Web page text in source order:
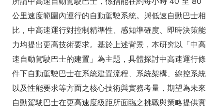
公里速度範圍內運行的自動駕駛系統。與低速自動巴士相
比，中高速運行對控制精準性、感知準確度、即時決策能
力均提出更高技術要求。基於上述背景，本研究以「中高
速自動駕駛巴士的建置」為主題，具體探討中高速運行條
件下自動駕駛巴士在系統建置流程、系統架構、線控系統
以及性能要求等方面之核心技術與實務考量，期望為未來
自動駕駛巴士在更高速度級距所面臨之挑戰與策略提供實